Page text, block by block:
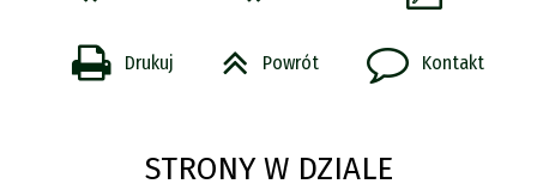
Drukuj Powrót Kontakt
STRONY W DZIALE